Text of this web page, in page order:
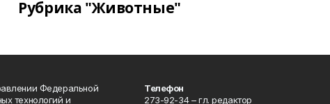
Рубрика "Животные"
Федеральной
технологий и
Телефон
273-92-34 – гл. редактор